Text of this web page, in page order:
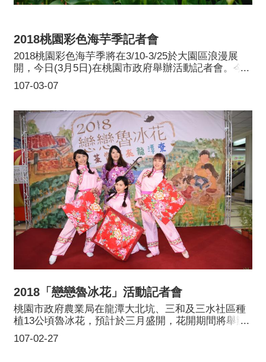
2018桃園彩色海芋季記者會
107-03-07
2018桃園彩色海芋季將在3/10-3/25於大園區浪漫展
開，今日(3月5日)在桃園市政府舉辦活動記者會。今
年彩芋季以「浪漫芋花園」為主題，結合在地花農、
溪海休閒農業區店家、桃園知名婚紗與糕餅業者等，
天，橫跨3個週末，分別企劃了「花的嫁衣」、「幸福
童樂會」及「花田囍事」等系列活動，詳情請洽官網
https://www.2018callalily.com.tw/。
2018「戀戀魯冰花」活動記者會
107-02-27
桃園市政府農業局在龍潭大北坑、三和及三水社區種
植13公頃魯冰花，預計於三月盛開，花開期間將舉辦
「戀戀魯冰花」活動。今日(2月23日)特別在桃園市政
府舉辦活動記者會，邀請民眾闔家一同到龍潭 「食茶